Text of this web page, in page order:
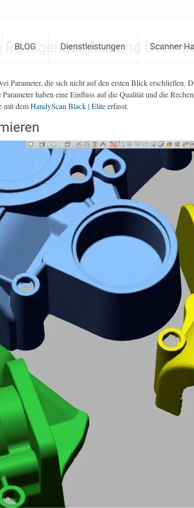
BLOG Dienstleistungen Scanner
Randgenauigkeit und
Parameter, die sich nicht auf den ersten Blick erschließen.
haben eine Einfluss auf die Qualität und die
mit demHandyScan Black | Eliteerfasst.